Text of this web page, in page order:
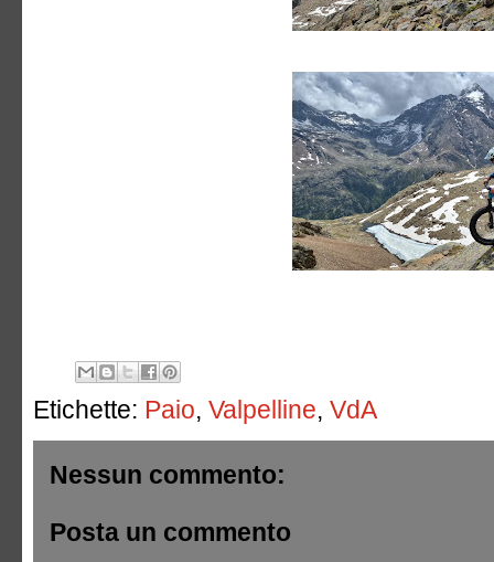
Etichette: Paio, Valpelline, VdA
Nessun commento:
Posta un commento